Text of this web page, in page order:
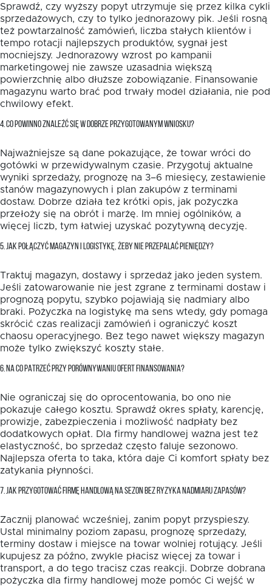
Sprawdź, czy wyższy popyt utrzymuje się przez kilka cykli
sprzedażowych, czy to tylko jednorazowy pik. Jeśli rosną
też powtarzalność zamówień, liczba stałych klientów i
tempo rotacji najlepszych produktów, sygnał jest
mocniejszy. Jednorazowy wzrost po kampanii
marketingowej nie zawsze uzasadnia większą
powierzchnię albo dłuższe zobowiązanie. Finansowanie
magazynu warto brać pod trwały model działania, nie pod
chwilowy efekt.
4. CO POWINNO ZNALEŹĆ SIĘ W DOBRZE PRZYGOTOWANYM WNIOSKU?
Najważniejsze są dane pokazujące, że towar wróci do
gotówki w przewidywalnym czasie. Przygotuj aktualne
wyniki sprzedaży, prognozę na 3–6 miesięcy, zestawienie
stanów magazynowych i plan zakupów z terminami
dostaw. Dobrze działa też krótki opis, jak pożyczka
przełoży się na obrót i marżę. Im mniej ogólników, a
więcej liczb, tym łatwiej uzyskać pozytywną decyzję.
5. JAK POŁĄCZYĆ MAGAZYN I LOGISTYKĘ, ŻEBY NIE PRZEPALAĆ PIENIĘDZY?
Traktuj magazyn, dostawy i sprzedaż jako jeden system.
Jeśli zatowarowanie nie jest zgrane z terminami dostaw i
prognozą popytu, szybko pojawiają się nadmiary albo
braki. Pożyczka na logistykę ma sens wtedy, gdy pomaga
skrócić czas realizacji zamówień i ograniczyć koszt
chaosu operacyjnego. Bez tego nawet większy magazyn
może tylko zwiększyć koszty stałe.
6. NA CO PATRZEĆ PRZY PORÓWNYWANIU OFERT FINANSOWANIA?
Nie ograniczaj się do oprocentowania, bo ono nie
pokazuje całego kosztu. Sprawdź okres spłaty, karencję,
prowizje, zabezpieczenia i możliwość nadpłaty bez
dodatkowych opłat. Dla firmy handlowej ważna jest też
elastyczność, bo sprzedaż często faluje sezonowo.
Najlepsza oferta to taka, która daje Ci komfort spłaty bez
zatykania płynności.
7. JAK PRZYGOTOWAĆ FIRMĘ HANDLOWĄ NA SEZON BEZ RYZYKA NADMIARU ZAPASÓW?
Zacznij planować wcześniej, zanim popyt przyspieszy.
Ustal minimalny poziom zapasu, prognozę sprzedaży,
terminy dostaw i miejsce na towar wolniej rotujący. Jeśli
kupujesz za późno, zwykle płacisz więcej za towar i
transport, a do tego tracisz czas reakcji. Dobrze dobrana
pożyczka dla firmy handlowej może pomóc Ci wejść w